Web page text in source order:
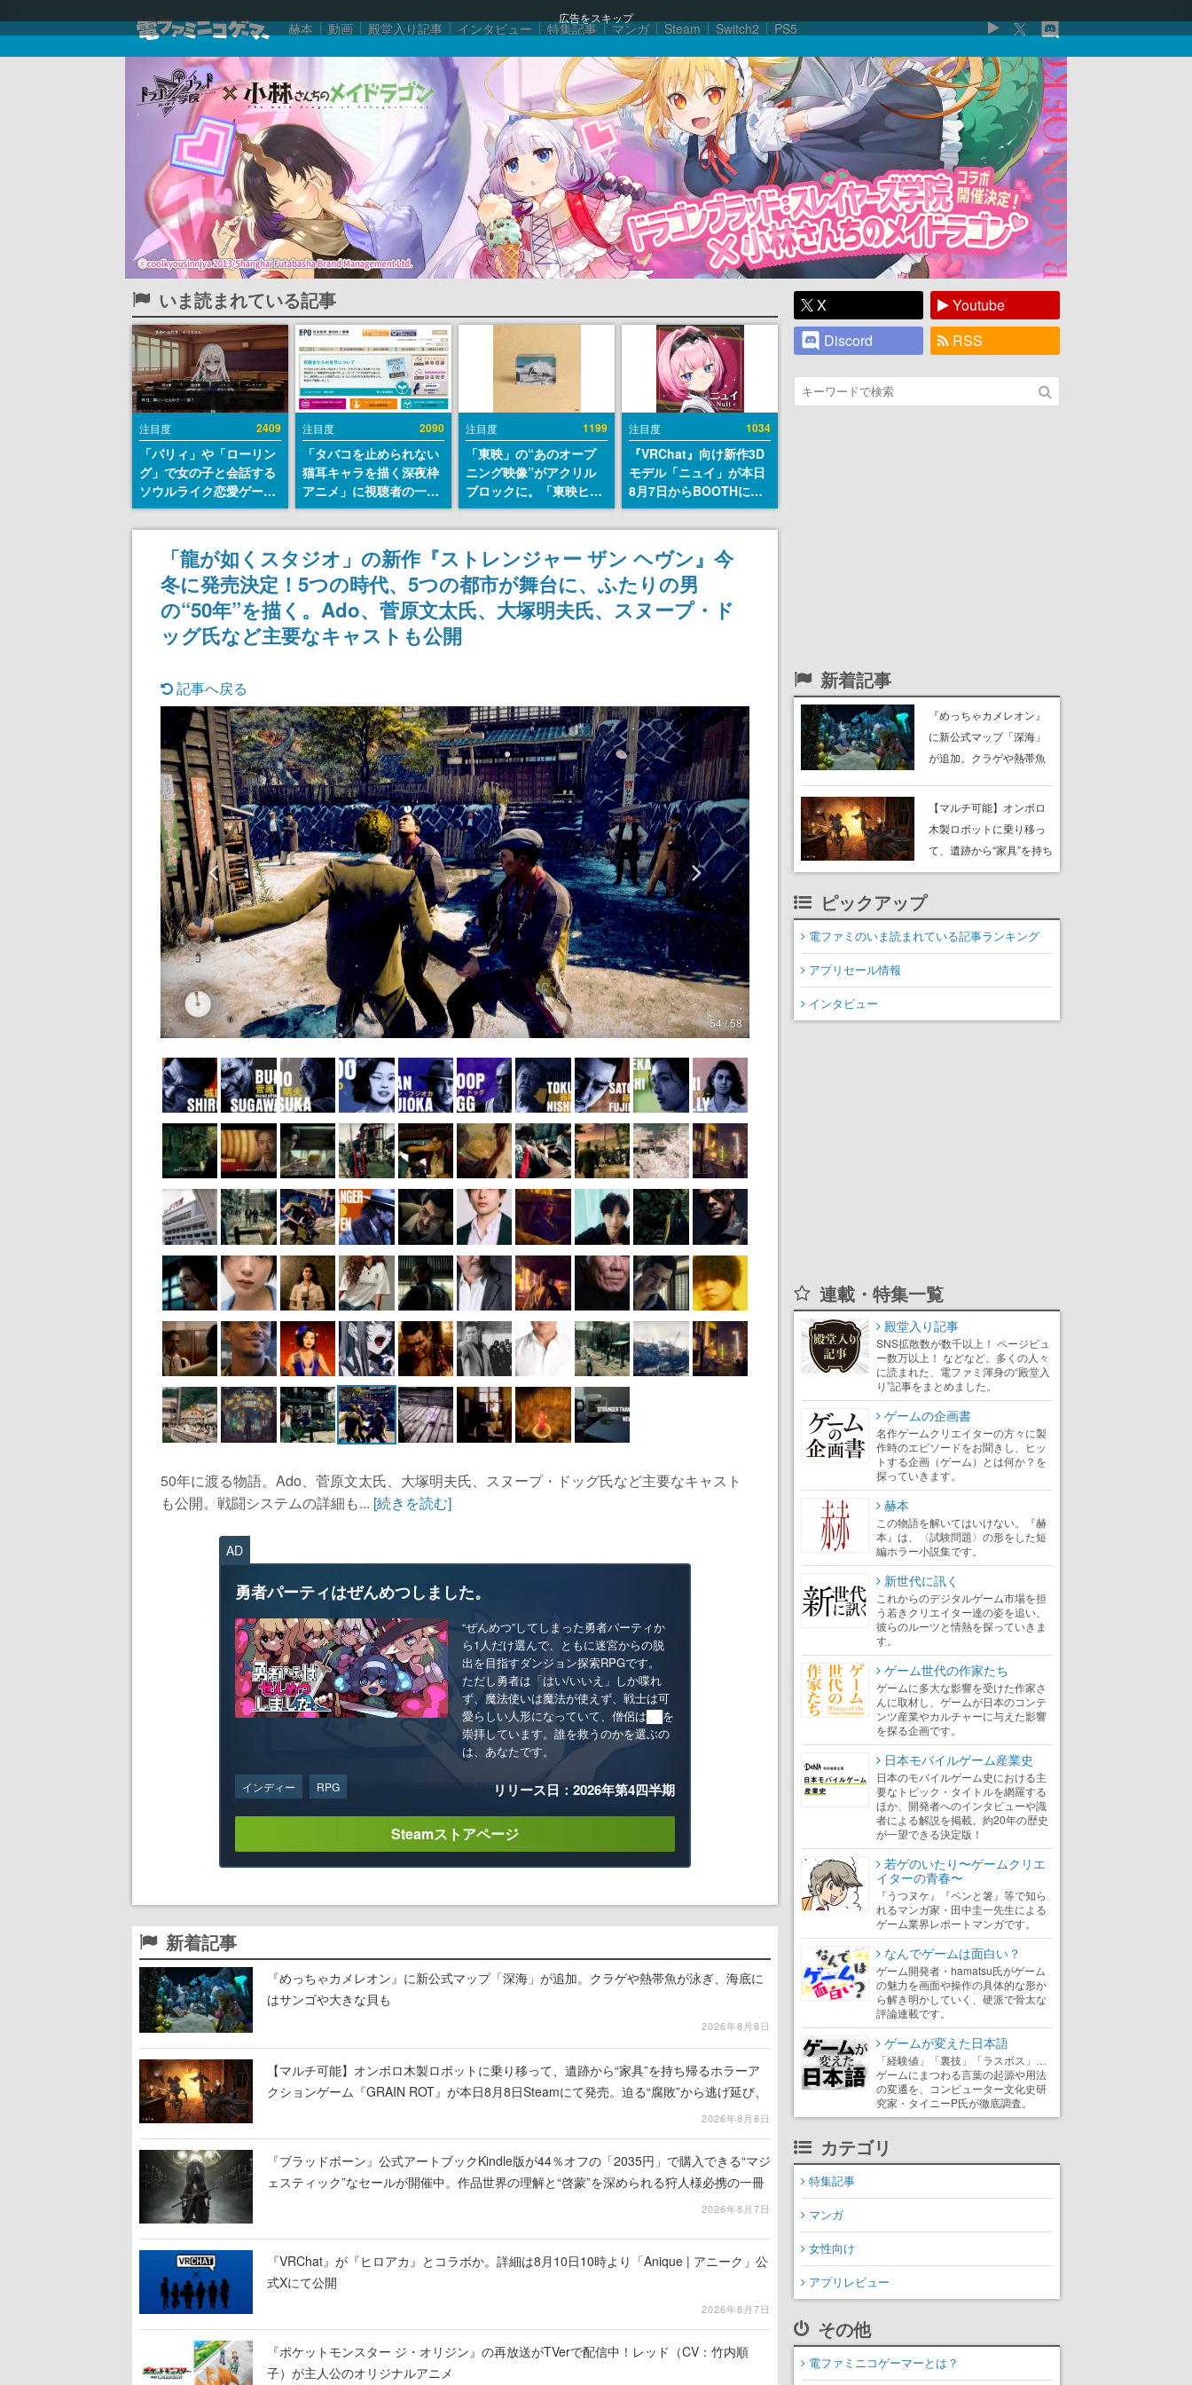
広告をスキップ
赫本 動画 殿堂入り記事 インタビュー 特集記事 マンガ Steam Switch2 PS5
いま読まれている記事
注目度 2409
「パリィ」や「ローリン
グ」で女の子と会話する
ソウルライク恋愛ゲーム
『小早川さんはソウルラ
イク』無料公開。返事に
失敗すると「YOU
DIED」
注目度 2090
「タバコを止められない
猫耳キャラを描く深夜枠
アニメ」に視聴者の一部
から批判意見。違法薬物
の使用と思しき描写も含
めて、BPOが議論を交わ
す
注目度 1199
「東映」の“あのオープ
ニング映像”がアクリル
ブロックに。「東映ヒス
トリカル グッズコレクシ
ョン」が8月下旬より発
売
注目度 1034
『VRChat』向け新作3D
モデル「ニュイ」が本日
8月7日からBOOTHにて
発売。瞳に光る星や感情
豊かな表情が、小悪魔か
わいい
「龍が如くスタジオ」の新作『ストレンジャー ザン ヘヴン』今
冬に発売決定！5つの時代、5つの都市が舞台に、ふたりの男
の“50年”を描く。Ado、菅原文太氏、大塚明夫氏、スヌープ・ド
ッグ氏など主要なキャストも公開
記事へ戻る
54 / 58
50年に渡る物語。Ado、菅原文太氏、大塚明夫氏、スヌープ・ドッグ氏など主要なキャスト
も公開。戦闘システムの詳細も... [続きを読む]
AD
勇者パーティはぜんめつしました。
“ぜんめつ”してしまった勇者パーティか
ら1人だけ選んで、ともに迷宮からの脱
出を目指すダンジョン探索RPGです。
ただし勇者は「はい/いいえ」しか喋れ
ず、魔法使いは魔法が使えず、戦士は可
愛らしい人形になっていて、僧侶は██を
崇拝しています。誰を救うのかを選ぶの
は、あなたです。
インディー RPG リリース日：2026年第4四半期
Steamストアページ
新着記事
『めっちゃカメレオン』に新公式マップ「深海」が追加。クラゲや熱帯魚が泳ぎ、海底に
はサンゴや大きな貝も
2026年8月8日
【マルチ可能】オンボロ木製ロボットに乗り移って、遺跡から“家具”を持ち帰るホラーア
クションゲーム『GRAIN ROT』が本日8月8日Steamにて発売。迫る“腐敗”から逃げ延び、
2026年8月8日
『ブラッドボーン』公式アートブックKindle版が44％オフの「2035円」で購入できる“マジ
ェスティック”なセールが開催中。作品世界の理解と“啓蒙”を深められる狩人様必携の一冊
2026年8月7日
『VRChat』が『ヒロアカ』とコラボか。詳細は8月10日10時より「Anique | アニーク」公
式Xにて公開
2026年8月7日
『ポケットモンスター ジ・オリジン』の再放送がTVerで配信中！レッド（CV：竹内順
子）が主人公のオリジナルアニメ
X
Youtube
Discord
RSS
新着記事
『めっちゃカメレオン』
に新公式マップ「深海」
が追加。クラゲや熱帯魚
や大きな貝も
【マルチ可能】オンボロ
木製ロボットに乗り移っ
て、遺跡から“家具”を持ち
帰るホラーアクションゲ
売。迫る“腐敗”から逃げ延
び、持ち帰った家具で基
ピックアップ
電ファミのいま読まれている記事ランキング
アプリセール情報
インタビュー
連載・特集一覧
殿堂入り記事
SNS拡散数が数千以上！ ページビュ
ー数万以上！ などなど。多くの人々
に読まれた、電ファミ渾身の“殿堂入
り”記事をまとめました。
ゲームの企画書
名作ゲームクリエイターの方々に製
作時のエピソードをお聞きし、ヒッ
トする企画（ゲーム）とは何か？を
探っていきます。
赫本
この物語を解いてはいけない。『赫
本』は、〈試験問題〉の形をした短
編ホラー小説集です。
新世代に訊く
これからのデジタルゲーム市場を担
う若きクリエイター達の姿を追い、
彼らのルーツと情熱を探っていきま
す。
ゲーム世代の作家たち
ゲームに多大な影響を受けた作家さ
んに取材し、ゲームが日本のコンテ
ンツ産業やカルチャーに与えた影響
を探る企画です。
日本モバイルゲーム産業史
日本のモバイルゲーム史における主
要なトピック・タイトルを網羅する
ほか、開発者へのインタビューや識
者による解説を掲載。約20年の歴史
が一望できる決定版！
若ゲのいたり〜ゲームクリエ
イターの青春〜
『うつヌケ』『ペンと箸』等で知ら
れるマンガ家・田中圭一先生による
ゲーム業界レポートマンガです。
なんでゲームは面白い？
ゲーム開発者・hamatsu氏がゲーム
の魅力を画面や操作の具体的な形か
ら解き明かしていく、硬派で骨太な
評論連載です。
ゲームが変えた日本語
「経験値」「裏技」「ラスボス」…
ゲームにまつわる言葉の起源や用法
の変遷を、コンピューター文化史研
究家・タイニーP氏が徹底調査。
カテゴリ
特集記事
マンガ
女性向け
アプリレビュー
その他
電ファミニコゲーマーとは？